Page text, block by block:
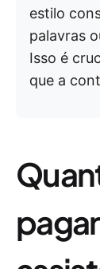
estilo
palavras
Isso é
que a